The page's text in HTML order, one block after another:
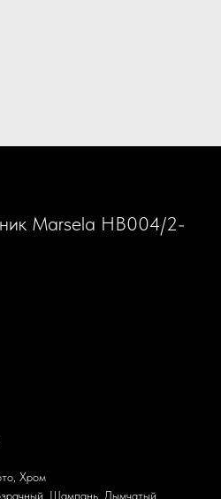
Marsela HB004/2-
Хром
Шампань, Дымчатый